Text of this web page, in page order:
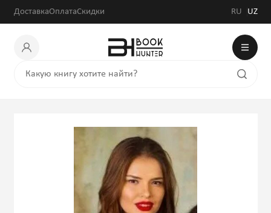
ДоставкаОплатаСкидки RU UZ